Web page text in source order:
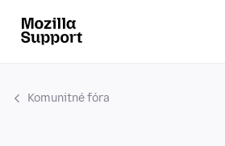
Komunitné fóra